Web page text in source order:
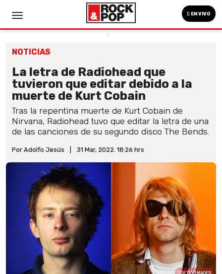
EN VIVO
NOTICIAS
La letra de Radiohead que
tuvieron que editar debido a la
muerte de Kurt Cobain
Tras la repentina muerte de Kurt Cobain de
Nirvana, Radiohead tuvo que editar la letra de una
de las canciones de su segundo disco The Bends.
Por Adolfo Jesús 31 Mar, 2022. 18:26 hrs